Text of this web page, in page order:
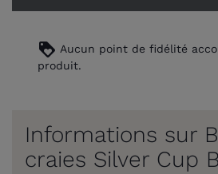
loyalty Aucun point de fidélité
produit.
Informations sur
craies Silver Cup